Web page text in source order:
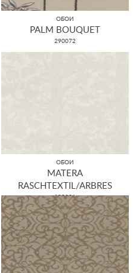
ОБОИ
PALM BOUQUET
290072
ОБОИ
MATERA
RASCHTEXTIL/ARBRES
298801